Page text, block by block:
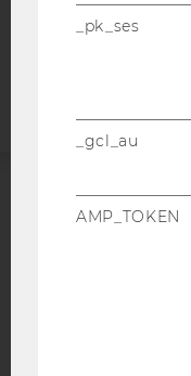
ACCREDITED BY:
_pk_ses
_gcl_au
AMP_TOKEN